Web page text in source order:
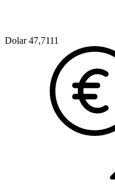
Dolar 47,7111